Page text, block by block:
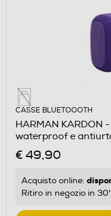
CASSE BLUETOOOTH
HARMAN KARDON
waterproof e
€ 49,90
Acquisto online:
Ritiro in negozio in